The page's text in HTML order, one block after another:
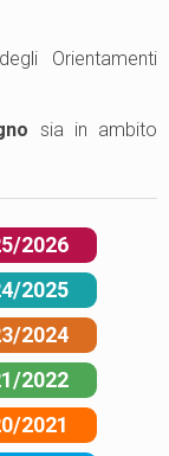
Orientamenti
sia in ambito
2026
2025
2024
2022
2021